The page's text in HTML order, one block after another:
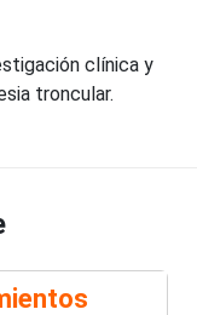
clínica y
troncular.